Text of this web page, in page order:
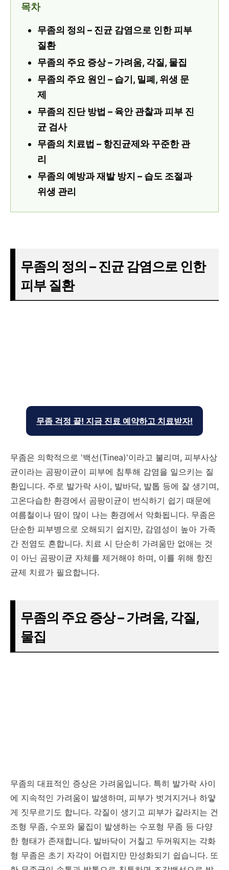
목차
무좀의 정의 – 진균 감염으로 인한 피부
질환
무좀의 주요 증상 – 가려움, 각질, 물집
무좀의 주요 원인 – 습기, 밀폐, 위생 문
제
무좀의 진단 방법 – 육안 관찰과 피부 진
균 검사
무좀의 치료법 – 항진균제와 꾸준한 관
리
무좀의 예방과 재발 방지 – 습도 조절과
위생 관리
무좀의 정의 – 진균 감염으로 인한
피부 질환
무좀 걱정 끝! 지금 진료 예약하고 치료받자!
무좀은 의학적으로 '백선(Tinea)'이라고 불리며, 피부사상
균이라는 곰팡이균이 피부에 침투해 감염을 일으키는 질
환입니다. 주로 발가락 사이, 발바닥, 발톱 등에 잘 생기며,
고온다습한 환경에서 곰팡이균이 번식하기 쉽기 때문에
여름철이나 땀이 많이 나는 환경에서 악화됩니다. 무좀은
단순한 피부병으로 오해되기 쉽지만, 감염성이 높아 가족
간 전염도 흔합니다. 치료 시 단순히 가려움만 없애는 것
이 아닌 곰팡이균 자체를 제거해야 하며, 이를 위해 항진
균제 치료가 필요합니다.
무좀의 주요 증상 – 가려움, 각질,
물집
무좀의 대표적인 증상은 가려움입니다. 특히 발가락 사이
에 지속적인 가려움이 발생하며, 피부가 벗겨지거나 하얗
게 짓무르기도 합니다. 각질이 생기고 피부가 갈라지는 건
조형 무좀, 수포와 물집이 발생하는 수포형 무좀 등 다양
한 형태가 존재합니다. 발바닥이 거칠고 두꺼워지는 각화
형 무좀은 초기 자각이 어렵지만 만성화되기 쉽습니다. 또